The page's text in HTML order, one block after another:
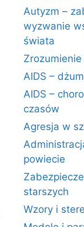
Autyzm –
wyzwanie
świata
AIDS –
AIDS –
czasów
Agresja w
powiecie
starszych
Wzory i